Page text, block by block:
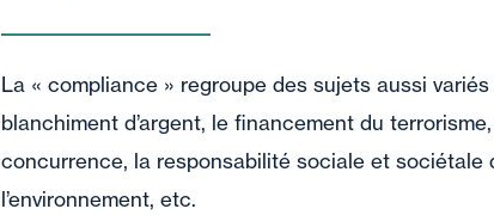
La « compliance » regroupe des sujets aussi
blanchiment d’argent, le financement du
concurrence, la responsabilité sociale et sociétale
l’environnement, etc.